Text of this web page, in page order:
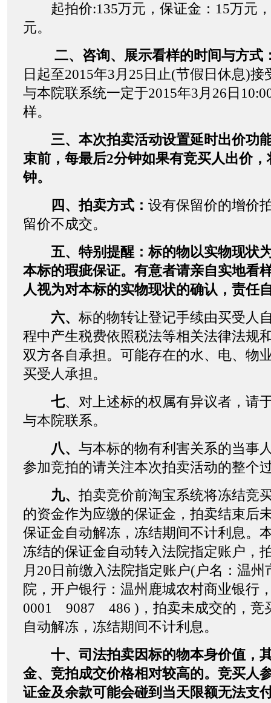
起拍价:135万元，保证金：15万元，
元。
二、咨询、展示看样的时间与方式
日起至2015年3月25日止(节假日休息)
与本院联系统一定于2015年3月26日
样。
三、本次拍卖活动设置延时出价功
束前，每最后2分钟如果有竞买人出价
钟。
四、拍卖方式： 设有保留价的增价
留价不成交。
五、特别提醒：标的物以实物现状
本标的瑕疵保证。有意者请亲自实地看
人视为对本标的实物现状的确认，责任
六、 标的物转让登记手续由买受人
程中产生税费依照税法等相关法律法规
双方各自承担。可能存在的水、电、物
买受人承担。
七、对上述标的权属有异议者，请
与本院联系。
八、 与本标的物有利害关系的当事
参加竞拍的请关注本次拍卖活动的整个
九、 拍卖竞价前淘宝系统将冻结竞
的资金作为应缴的保证金，拍卖结束后
保证金自动解冻，冻结期间不计利息。
冻结的保证金自动转入法院指定账户，
月20日前缴入法院指定账户(户名：温州
院，开户银行：温州鹿城农村商业银
0001 9087 486 )，拍卖未成交的，竞
自动解冻，冻结期间不计利息。
十、司法拍卖因标的物本身价值，
金、竞拍成交价格相对较高的。竞买人
证金及余款可能会碰到当天限额无法支